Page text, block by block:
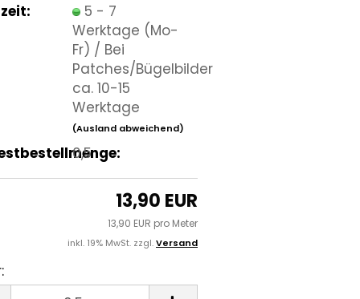
5 - 7
Werktage (Mo-
Fr) / Bei
Patches/Bügelbilder
ca. 10-15
Werktage
(Ausland abweichend)
0,5
13,90 EUR
13,90 EUR pro Meter
inkl. 19% MwSt. zzgl.Versand